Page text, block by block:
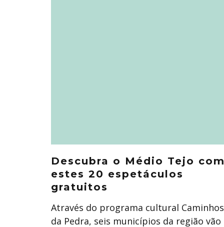
Descubra o Médio Tejo
estes 20 espetáculos
gratuitos
Através do programa cultural Caminhos
da Pedra, seis municípios da região vão